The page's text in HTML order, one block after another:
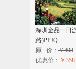
深圳金品一日
路)PPJQ
原 价： ￥498
优惠价： ￥358